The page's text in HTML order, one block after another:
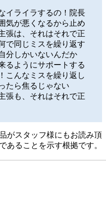
イライラするの！院長
気が悪くなるから止め
張は、それはそれで正
で同じミスを繰り返す
分しかいないんだか
るようにサポートする
こんなミスを繰り返し
たら焦るじゃない
張も、それはそれで正
がスタッフ様にもお読み頂
あることを示す根拠です。